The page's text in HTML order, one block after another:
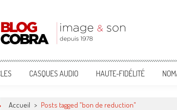
!
CASQUES AUDIO HAUTE-FIDÉLITÉ
Accueil > Posts tagged "bon de reduction"